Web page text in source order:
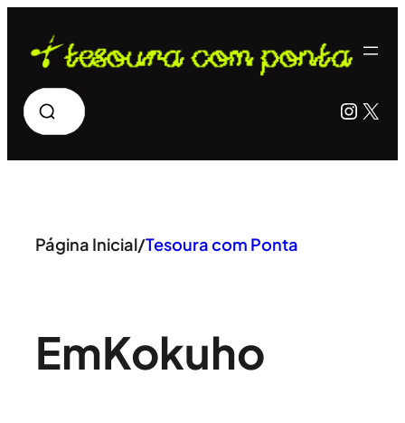
para
conteúdo
Pesquisar X
Página Inicial/Tesoura com Ponta
EmKokuho